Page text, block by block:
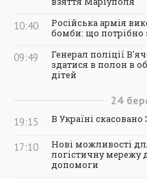
10:40
Російська армія
бомби: що потрібно
09:49
Генерал поліції
здатися в полон в
дітей
24
19:15 В Україні
17:10
Нові можливості
логістичну мережу
допомоги